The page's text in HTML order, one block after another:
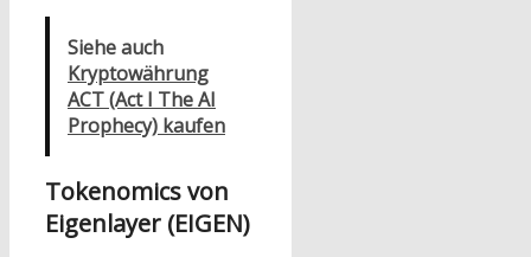
Siehe auch
Kryptowährung
ACT (Act I The AI
Prophecy) kaufen
Tokenomics von
Eigenlayer (EIGEN)